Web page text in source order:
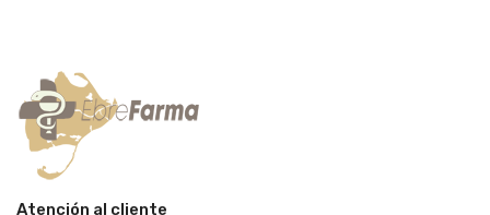
Atención al cliente